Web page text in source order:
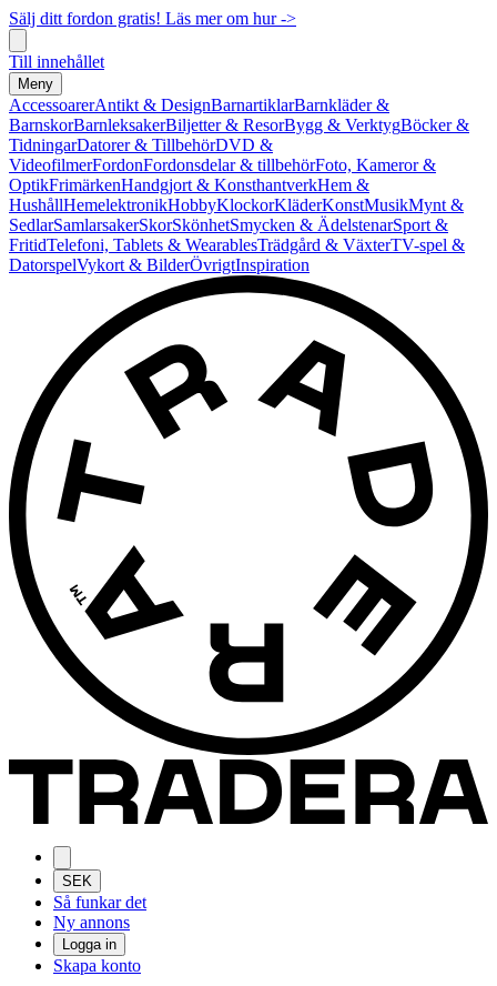
Sälj ditt fordon gratis! Läs mer om hur ->
Till innehållet
Meny
AccessoarerAntikt & DesignBarnartiklarBarnkläder &
BarnskorBarnleksakerBiljetter & ResorBygg & VerktygBöcker &
TidningarDatorer & TillbehörDVD &
VideofilmerFordonFordonsdelar & tillbehörFoto, Kameror &
OptikFrimärkenHandgjort & KonsthantverkHem &
HushållHemelektronikHobbyKlockorKläderKonstMusikMynt &
SedlarSamlarsakerSkorSkönhetSmycken & ÄdelstenarSport &
FritidTelefoni, Tablets & WearablesTrädgård & VäxterTV-spel &
DatorspelVykort & BilderÖvrigtInspiration
SEK
Så funkar det
Ny annons
Logga in
Skapa konto